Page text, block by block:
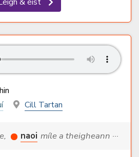
Cill Tartan
naoi míle a theigheann ···